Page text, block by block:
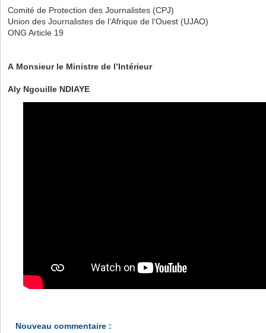
Comité de Protection des Journalistes (CPJ)
Union des Journalistes de l’Afrique de l’Ouest (UJAO)
ONG Article 19
A Monsieur le Ministre de l’Intérieur
Aly Ngouille NDIAYE
Nouveau commentaire :